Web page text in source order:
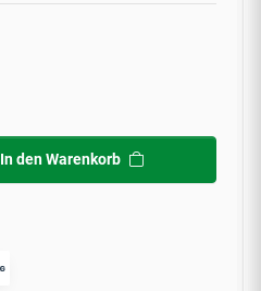
In den Warenkorb